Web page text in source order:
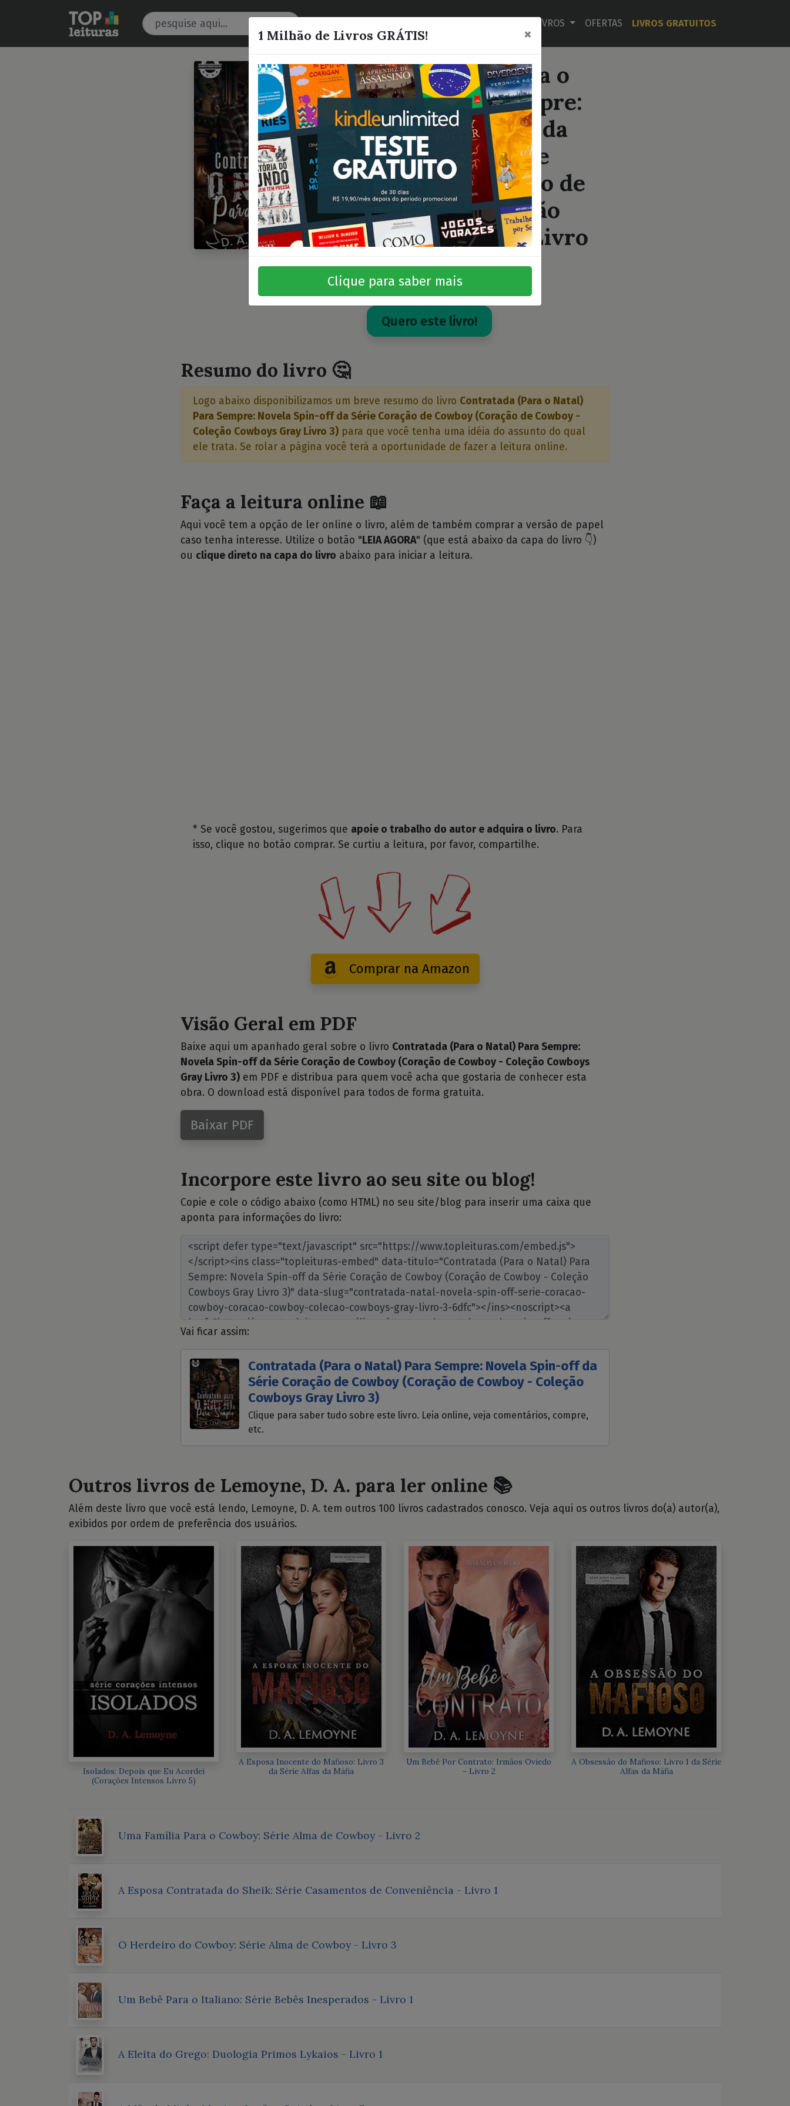
LIVROS OFERTAS LIVROS GRATUITOS
⭐⭐⭐⭐
Contratada (Para o
Natal) Para Sempre:
Novela Spin-off da
Série Coração de
Cowboy (Coração de
Cowboy - Coleção
Cowboys Gray Livro
3)
Lemoyne, D. A.
Quero este livro!
Resumo do livro 🤔
Logo abaixo disponibilizamos um breve resumo do livro Contratada (Para o Natal)
Para Sempre: Novela Spin-off da Série Coração de Cowboy (Coração de Cowboy -
Coleção Cowboys Gray Livro 3) para que você tenha uma idéia do assunto do qual
ele trata. Se rolar a página você terá a oportunidade de fazer a leitura online.
Faça a leitura online 📖
Aqui você tem a opção de ler online o livro, além de também comprar a versão de papel
caso tenha interesse. Utilize o botão " LEIA AGORA" (que está abaixo da capa do livro 👇)
ou clique direto na capa do livro abaixo para iniciar a leitura.
* Se você gostou, sugerimos que apoie o trabalho do autor e adquira o livro. Para
isso, clique no botão comprar. Se curtiu a leitura, por favor, compartilhe.
Comprar na Amazon
Visão Geral em PDF
Baixe aqui um apanhado geral sobre o livro Contratada (Para o Natal) Para Sempre:
Novela Spin-off da Série Coração de Cowboy (Coração de Cowboy - Coleção Cowboys
Gray Livro 3) em PDF e distribua para quem você acha que gostaria de conhecer esta
obra. O download está disponível para todos de forma gratuita.
Baixar PDF
Incorpore este livro ao seu site ou blog!
Copie e cole o código abaixo (como HTML) no seu site/blog para inserir uma caixa que
aponta para informações do livro:
Vai ficar assim:
Contratada (Para o Natal) Para Sempre: Novela Spin-off da
Série Coração de Cowboy (Coração de Cowboy - Coleção
Cowboys Gray Livro 3)
Clique para saber tudo sobre este livro. Leia online, veja comentários, compre,
etc.
Outros livros de Lemoyne, D. A. para ler online 📚
Além deste livro que você está lendo, Lemoyne, D. A. tem outros 100 livros cadastrados conosco. Veja aqui os outros livros do(a) autor(a),
exibidos por ordem de preferência dos usuários.
Isolados: Depois que Eu Acordei
(Corações Intensos Livro 5)
A Esposa Inocente do Mafioso: Livro 3
da Série Alfas da Máfia
Um Bebê Por Contrato: Irmãos Oviedo
- Livro 2
A Obsessão do Mafioso: Livro 1 da Série
Alfas da Máfia
Uma Família Para o Cowboy: Série Alma de Cowboy - Livro 2
A Esposa Contratada do Sheik: Série Casamentos de Conveniência - Livro 1
O Herdeiro do Cowboy: Série Alma de Cowboy - Livro 3
Um Bebê Para o Italiano: Série Bebês Inesperados - Livro 1
A Eleita do Grego: Duologia Primos Lykaios - Livro 1
1 Milhão de Livros GRÁTIS! ×
Clique para saber mais